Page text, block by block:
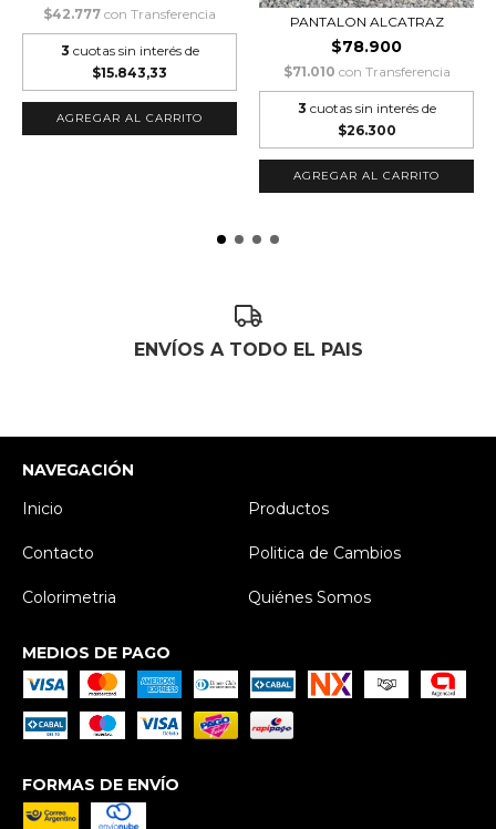
$42.777 con Transferencia
3 cuotas sin interés de
$15.843,33
AGREGAR AL CARRITO
PANTALON ALCATRAZ
$78.900
$71.010 con Transferencia
3 cuotas sin interés de
$26.300
AGREGAR AL CARRITO
ENVÍOS A TODO EL PAIS
NAVEGACIÓN
Inicio
Productos
Contacto Politica de Cambios
Colorimetria Quiénes Somos
MEDIOS DE PAGO
FORMAS DE ENVÍO